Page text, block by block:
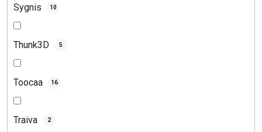
Sygnis 10
Thunk3D 5
Toocaa 16
Traiva 2